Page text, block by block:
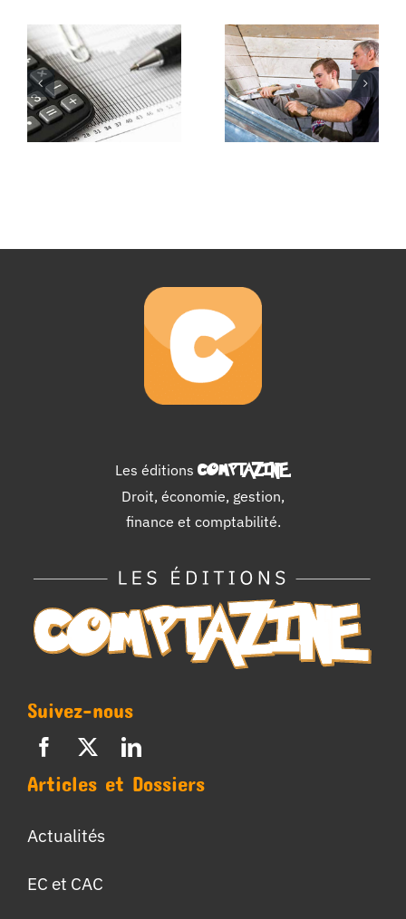
fonctionnel
:
retraitement
des
écarts
de
conversion
Les soldes
intermédiaires
de gestion
Déroulement
d’un stage
Les éditions COMPTAZINE.
Droit, économie, gestion,
finance et comptabilité.
Suivez-nous
Articles et Dossiers
Actualités
EC et CAC